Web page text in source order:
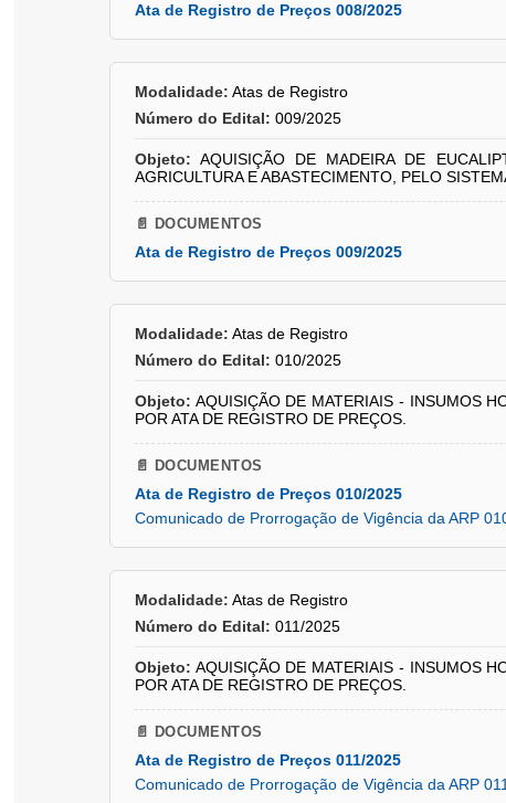
Ata de Registro de Preços 008/2025
Modalidade: Atas de Registro
Número do Edital: 009/2025
Objeto: AQUISIÇÃO DE MADEIRA DE
AGRICULTURA E ABASTECIMENTO, PELO
📄 DOCUMENTOS
Ata de Registro de Preços 009/2025
Modalidade: Atas de Registro
Número do Edital: 010/2025
Objeto: AQUISIÇÃO DE MATERIAIS - INSUMOS
POR ATA DE REGISTRO DE PREÇOS.
📄 DOCUMENTOS
Ata de Registro de Preços 010/2025
Comunicado de Prorrogação de Vigência da ARP
Modalidade: Atas de Registro
Número do Edital: 011/2025
Objeto: AQUISIÇÃO DE MATERIAIS - INSUMOS
POR ATA DE REGISTRO DE PREÇOS.
📄 DOCUMENTOS
Ata de Registro de Preços 011/2025
Comunicado de Prorrogação de Vigência da ARP